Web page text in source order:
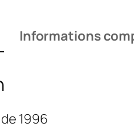
Informations
1996